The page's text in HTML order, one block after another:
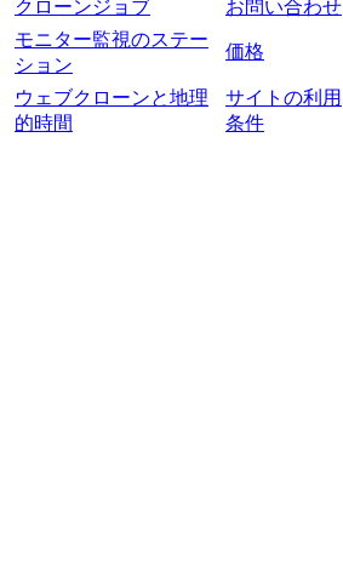
クローンジョブ お問い合わせ
モニター監視のステー
ション
価格
ウェブクローンと地理
的時間
サイトの利用
条件